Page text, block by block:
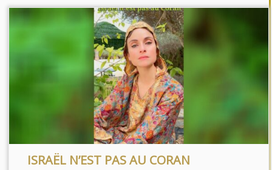
ISRAËL N’EST PAS AU CORAN